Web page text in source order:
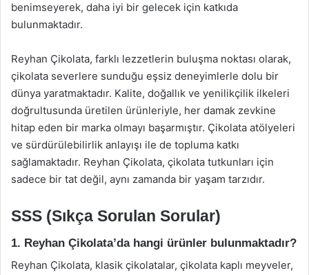
benimseyerek, daha iyi bir gelecek için katkıda
bulunmaktadır.
Reyhan Çikolata, farklı lezzetlerin buluşma noktası olarak,
çikolata severlere sunduğu eşsiz deneyimlerle dolu bir
dünya yaratmaktadır. Kalite, doğallık ve yenilikçilik ilkeleri
doğrultusunda üretilen ürünleriyle, her damak zevkine
hitap eden bir marka olmayı başarmıştır. Çikolata atölyeleri
ve sürdürülebilirlik anlayışı ile de topluma katkı
sağlamaktadır. Reyhan Çikolata, çikolata tutkunları için
sadece bir tat değil, aynı zamanda bir yaşam tarzıdır.
SSS (Sıkça Sorulan Sorular)
1. Reyhan Çikolata’da hangi ürünler bulunmaktadır?
Reyhan Çikolata, klasik çikolatalar, çikolata kaplı meyveler,